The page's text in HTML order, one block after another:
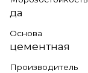
да
Основа
цементная
Производитель